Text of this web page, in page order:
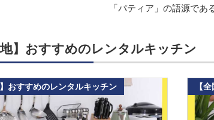
「パティア」の語源であ
地】おすすめのレンタルキッチン
】おすすめのレンタルキッチン 【